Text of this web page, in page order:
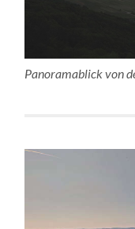
Panoramablick von